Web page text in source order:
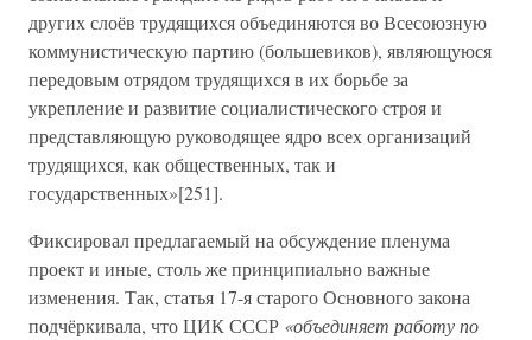
других слоёв трудящихся объединяются во Всесоюзную
коммунистическую партию (большевиков), являющуюся
передовым отрядом трудящихся в их борьбе за
укрепление и развитие социалистического строя и
представляющую руководящее ядро всех организаций
трудящихся, как общественных, так и
государственных»[251].
Фиксировал предлагаемый на обсуждение пленума
проект и иные, столь же принципиально важные
изменения. Так, статья 17-я старого Основного закона
подчёркивала, что ЦИК СССР «объединяет работу по